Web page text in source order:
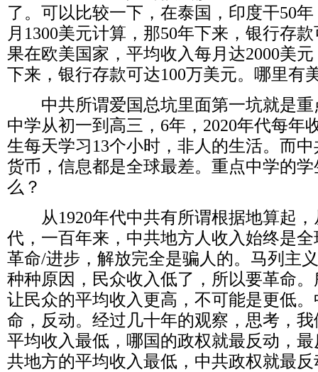
了。可以比较一下，在泰国，印度干50年
月 1300美元计算，那50年下来，银行存
果在欧美国家，平均收入每月达2000美元
下来，银行存款可达100万美元。哪里有
中共所谓爱国总坑里面第一坑就是
中学从初一到高三， 6年， 2020年代每年
生每天学习 13个小时，非人的生活。而
货币，信息都是全球最差。重点中学的
么？
从1920年代中共有所谓根据地算起，
代，一百年来，中共地方人收入始终是
革命/进步，解放完全是骗人的。马列主
种种原因，民众收入低了，所以要革命
让民众的平均收入更高，不可能是更低
命，反动。经过几十年的观察，思考，
平均收入最低，哪国的政权就最反动，
共地方的平均收入最低，中共政权就最